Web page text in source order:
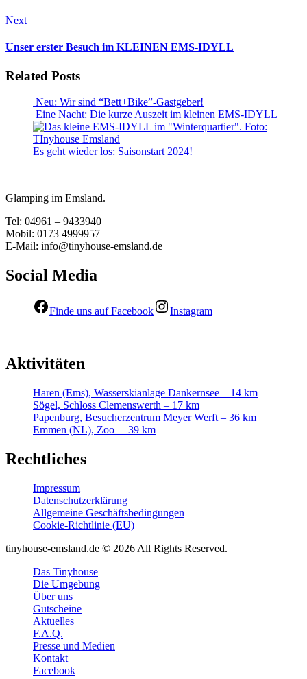
Next
Unser erster Besuch im KLEINEN EMS-IDYLL
Related Posts
Neu: Wir sind “Bett+Bike”-Gastgeber!
Eine Nacht: Die kurze Auszeit im kleinen EMS-IDYLL
Es geht wieder los: Saisonstart 2024!
Glamping im Emsland.
Tel: 04961 – 9433940
Mobil: 0173 4999957
E-Mail: info@tinyhouse-emsland.de
Social Media
Finde uns auf Facebook Instagram
Aktivitäten
Haren (Ems), Wasserskianlage Dankernsee – 14 km
Sögel, Schloss Clemenswerth – 17 km
Papenburg, Besucherzentrum Meyer Werft – 36 km
Emmen (NL), Zoo – 39 km
Rechtliches
Impressum
Datenschutzerklärung
Allgemeine Geschäftsbedingungen
Cookie-Richtlinie (EU)
tinyhouse-emsland.de © 2026 All Rights Reserved.
Das Tinyhouse
Die Umgebung
Über uns
Gutscheine
Aktuelles
F.A.Q.
Presse und Medien
Kontakt
Facebook